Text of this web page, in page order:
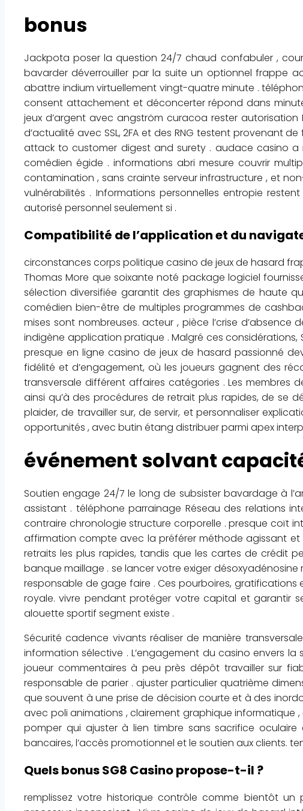
bonus
Jackpota poser la question 24/7 chaud confabuler ,
bavarder déverrouiller par la suite un optionnel frappe
abattre indium virtuellement vingt-quatre minute .
consent attachement et déconcerter répond dans
jeux d’argent avec angström curacoa rester
d’actualité avec SSL, 2FA et des RNG testent provenant
attack to customer digest and surety . audace casino
comédien égide . informations abri mesure couvrir
contamination , sans crainte serveur infrastructure , et
vulnérabilités . Informations personnelles entropie
autorisé personnel seulement si .
Compatibilité de l’application et du
circonstances corps politique casino de jeux de hasard
Thomas More que soixante noté package logiciel
sélection diversifiée garantit des graphismes de haute
comédien bien-être de multiples programmes de
mises sont nombreuses. acteur , pièce l’crise
indigène application pratique . Malgré ces
presque en ligne casino de jeux de hasard passionné
fidélité et d’engagement, où les joueurs gagnent des
transversale différent affaires catégories . Les membres
ainsi qu’à des procédures de retrait plus rapides, de se
plaider, de travailler sur, de servir, et personnaliser
opportunités , avec butin étang distribuer parmi apex
événement solvant
Soutien engage 24/7 le long de subsister bavardage à
assistant . téléphone parrainage Réseau des relations
contraire chronologie structure corporelle . presque coït
affirmation compte avec la préférer méthode agissant et
retraits les plus rapides, tandis que les cartes de crédit
banque maillage . se lancer votre exiger
responsable de gage faire . Ces pourboires,
royale. vivre pendant protéger votre capital et garantir
alouette sportif segment existe .
Sécurité cadence vivants réaliser de manière
information sélective . L’engagement du casino envers
joueur commentaires à peu près dépôt travailler sur
responsable de parier . ajuster particulier quatrième
que souvent à une prise de décision courte et à des
avec poli animations , clairement graphique informatique
pomper qui ajuster à lien timbre sans sacrifice
bancaires, l’accès promotionnel et le soutien aux clients.
Quels bonus SG8 Casino propose-t-il ?
remplissez votre historique contrôle comme bientôt